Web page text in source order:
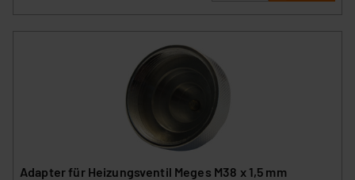
Adapter für Heizungsventil Meges M38 x 1,5 mm